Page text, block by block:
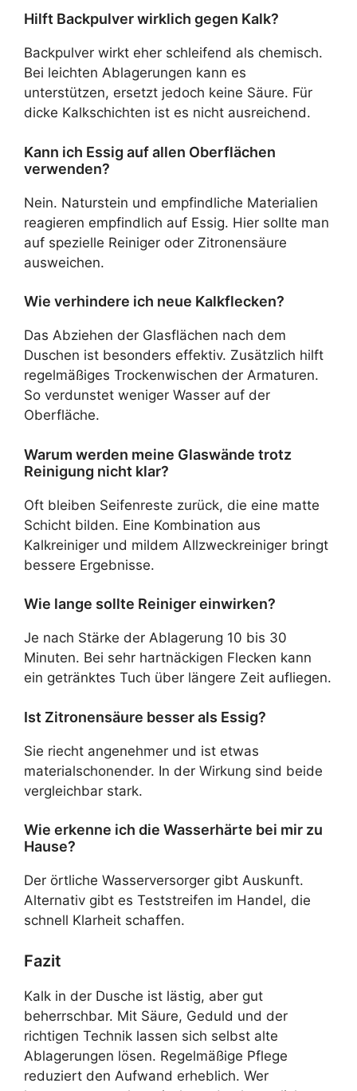
Hilft Backpulver wirklich gegen Kalk?
Backpulver wirkt eher schleifend als chemisch.
Bei leichten Ablagerungen kann es
unterstützen, ersetzt jedoch keine Säure. Für
dicke Kalkschichten ist es nicht ausreichend.
Kann ich Essig auf allen Oberflächen
verwenden?
Nein. Naturstein und empfindliche Materialien
reagieren empfindlich auf Essig. Hier sollte man
auf spezielle Reiniger oder Zitronensäure
ausweichen.
Wie verhindere ich neue Kalkflecken?
Das Abziehen der Glasflächen nach dem
Duschen ist besonders effektiv. Zusätzlich hilft
regelmäßiges Trockenwischen der Armaturen.
So verdunstet weniger Wasser auf der
Oberfläche.
Warum werden meine Glaswände trotz
Reinigung nicht klar?
Oft bleiben Seifenreste zurück, die eine matte
Schicht bilden. Eine Kombination aus
Kalkreiniger und mildem Allzweckreiniger bringt
bessere Ergebnisse.
Wie lange sollte Reiniger einwirken?
Je nach Stärke der Ablagerung 10 bis 30
Minuten. Bei sehr hartnäckigen Flecken kann
ein getränktes Tuch über längere Zeit aufliegen.
Ist Zitronensäure besser als Essig?
Sie riecht angenehmer und ist etwas
materialschonender. In der Wirkung sind beide
vergleichbar stark.
Wie erkenne ich die Wasserhärte bei mir zu
Hause?
Der örtliche Wasserversorger gibt Auskunft.
Alternativ gibt es Teststreifen im Handel, die
schnell Klarheit schaffen.
Fazit
Kalk in der Dusche ist lästig, aber gut
beherrschbar. Mit Säure, Geduld und der
richtigen Technik lassen sich selbst alte
Ablagerungen lösen. Regelmäßige Pflege
reduziert den Aufwand erheblich. Wer